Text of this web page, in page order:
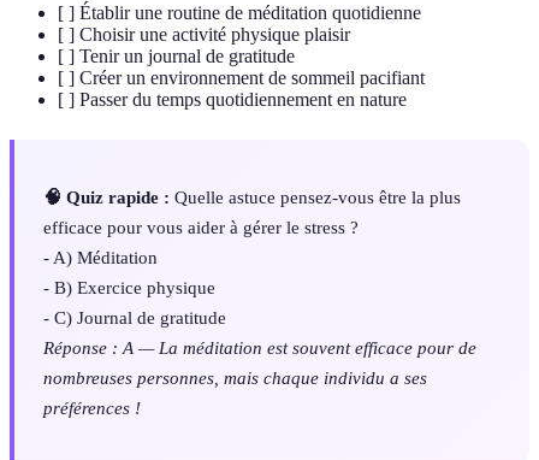
[ ] Établir une routine de méditation quotidienne
[ ] Choisir une activité physique plaisir
[ ] Tenir un journal de gratitude
[ ] Créer un environnement de sommeil pacifiant
[ ] Passer du temps quotidiennement en nature
🧠 Quiz rapide : Quelle astuce pensez-vous être la plus
efficace pour vous aider à gérer le stress ?
- A) Méditation
- B) Exercice physique
- C) Journal de gratitude
Réponse : A — La méditation est souvent efficace pour de
nombreuses personnes, mais chaque individu a ses
préférences !